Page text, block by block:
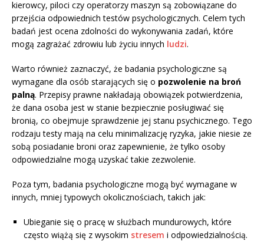
kierowcy, piloci czy operatorzy maszyn są zobowiązane do
przejścia odpowiednich testów psychologicznych. Celem tych
badań jest ocena zdolności do wykonywania zadań, które
mogą zagrażać zdrowiu lub życiu innych ludzi.
Warto również zaznaczyć, że badania psychologiczne są
wymagane dla osób starających się o pozwolenie na broń
palną. Przepisy prawne nakładają obowiązek potwierdzenia,
że dana osoba jest w stanie bezpiecznie posługiwać się
bronią, co obejmuje sprawdzenie jej stanu psychicznego. Tego
rodzaju testy mają na celu minimalizację ryzyka, jakie niesie ze
sobą posiadanie broni oraz zapewnienie, że tylko osoby
odpowiedzialne mogą uzyskać takie zezwolenie.
Poza tym, badania psychologiczne mogą być wymagane w
innych, mniej typowych okolicznościach, takich jak:
Ubieganie się o pracę w służbach mundurowych, które
często wiążą się z wysokim stresem i odpowiedzialnością.